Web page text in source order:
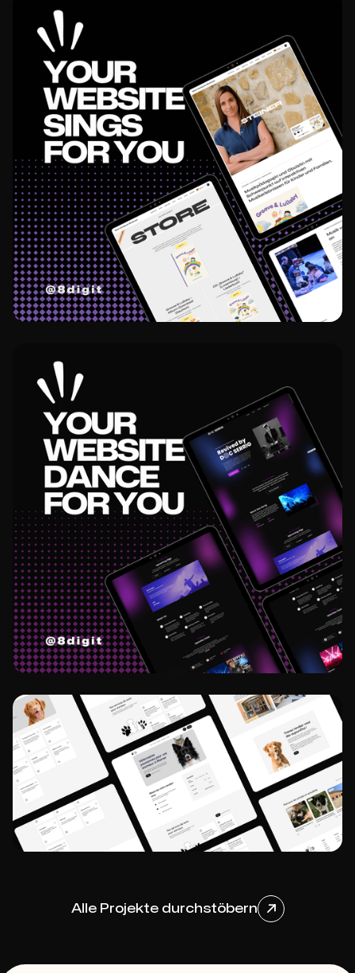
Projekt ansehen 
Projekt ansehen
Projekt ansehen 
Alle Projekte durchstöbern 